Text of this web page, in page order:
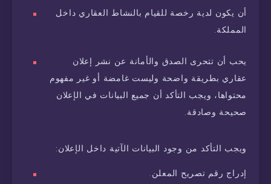
أن يكون لدية رخصة للقيام بالنشاط العقاري داخل
المملكة.
يحب أن تتحرى الصدق والأمانة عن نشر إعلان
عقاري بطريقة واضحة وليست غامضة أو غير مفهوم
محتواها، ويجب التأكد أن جميع البيانات في الإعلان
صحيحة وصادقة.
ويجب التأكد من وجود البيانات الآتية داخل الإعلان:
إدراج رقم تصريح المعلن.